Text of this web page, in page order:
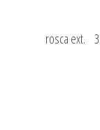
rosca ext.